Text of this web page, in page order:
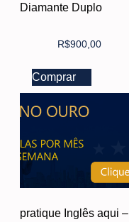
Diamante Duplo
R$900,00
Comprar
pratique Inglês aqui –